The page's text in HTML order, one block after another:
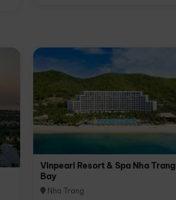
Vinpearl Resort & Spa Nha Trang
Bay
Nha Trang